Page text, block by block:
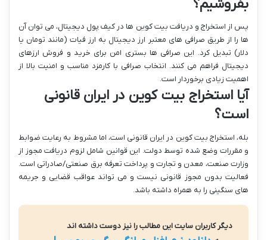
بفروشیم؟
پس از استخراج و دریافت بیت کوین ها در کیف پول دیجیتال، می توان آن
ها را از طریق صرافی های معتبر ارز دیجیتال به ارز فیات (مانند تومان یا
دلار) تبدیل کرد. این صرافی ها بستری امن برای خرید و فروش ارزهای
دیجیتال فراهم می کنند. انتخاب صرافی با کارمزد مناسب و امنیت بالا از
اهمیت زیادی برخوردار است.
آیا استخراج بیت کوین در ایران قانونی
است؟
بله، استخراج بیت کوین در ایران قانونی است، اما مشروط به رعایت ضوابط
و مقررات وضع شده توسط دولت. این قوانین شامل لزوم دریافت مجوز از
وزارت صنعت، معدن و تجارت و پرداخت تعرفه برق صنعتی/صادراتی است.
فعالیت بدون مجوز قانونی نیست و می تواند عواقب قضایی و جریمه
های سنگینی را به همراه داشته باشد.
دیگر کاربران سایت این مطالب را نیز دوست داشته اند